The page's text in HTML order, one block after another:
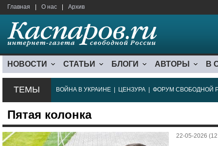
Главная О нас Архив
НОВОСТИ СТАТЬИ БЛОГИ АВТОРЫ В
ТЕМЫ ВОЙНА В УКРАИНЕ ЦЕНЗУРА ФОРУМ СВОБОДНОЙ
Пятая колонка
22-05-2026